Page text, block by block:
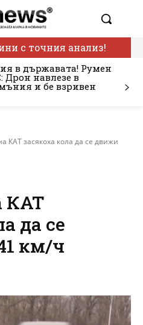
с точния анализ!
в държавата! Румен
Дрон навлезе в
и бе взривен
КАТ засякоха кола да се движи
КАТ
да се
км/ч